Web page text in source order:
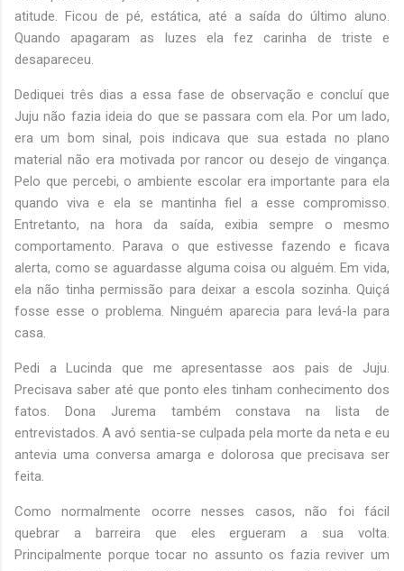
atitude. Ficou de pé, estática, até a saída do último aluno.
Quando apagaram as luzes ela fez carinha de triste e
desapareceu.
Dediquei três dias a essa fase de observação e concluí que
Juju não fazia ideia do que se passara com ela. Por um lado,
era um bom sinal, pois indicava que sua estada no plano
material não era motivada por rancor ou desejo de vingança.
Pelo que percebi, o ambiente escolar era importante para ela
quando viva e ela se mantinha fiel a esse compromisso.
Entretanto, na hora da saída, exibia sempre o mesmo
comportamento. Parava o que estivesse fazendo e ficava
alerta, como se aguardasse alguma coisa ou alguém. Em vida,
ela não tinha permissão para deixar a escola sozinha. Quiçá
fosse esse o problema. Ninguém aparecia para levá-la para
casa.
Pedi a Lucinda que me apresentasse aos pais de Juju.
Precisava saber até que ponto eles tinham conhecimento dos
fatos. Dona Jurema também constava na lista de
entrevistados. A avó sentia-se culpada pela morte da neta e eu
antevia uma conversa amarga e dolorosa que precisava ser
feita.
Como normalmente ocorre nesses casos, não foi fácil
quebrar a barreira que eles ergueram a sua volta.
Principalmente porque tocar no assunto os fazia reviver um